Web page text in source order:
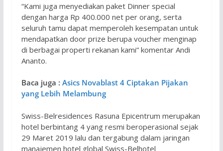
“Kami juga menyediakan paket Dinner special
dengan harga Rp 400.000 net per orang, serta
seluruh tamu dapat memperoleh kesempatan untuk
mendapatkan door prize berupa voucher menginap
di berbagai properti rekanan kami” komentar Andi
Ananto.
Baca juga : Asics Novablast 4 Ciptakan Pijakan
yang Lebih Melambung
Swiss-Belresidences Rasuna Epicentrum merupakan
hotel berbintang 4 yang resmi beroperasional sejak
29 Maret 2019 lalu dan tergabung dalam jaringan
manajemen hotel global Swiss-Belhotel